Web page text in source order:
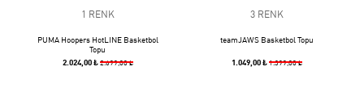
1 RENK
PUMA Hoopers HotLINE Basketbol
Topu
2.024,00 ₺ 2.699,00 ₺
3 RENK
teamJAWS Basketbol Topu
1.049,00 ₺ 1.399,00 ₺